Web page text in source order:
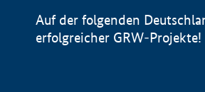
Auf der folgenden
erfolgreicher GRW-Projekte!